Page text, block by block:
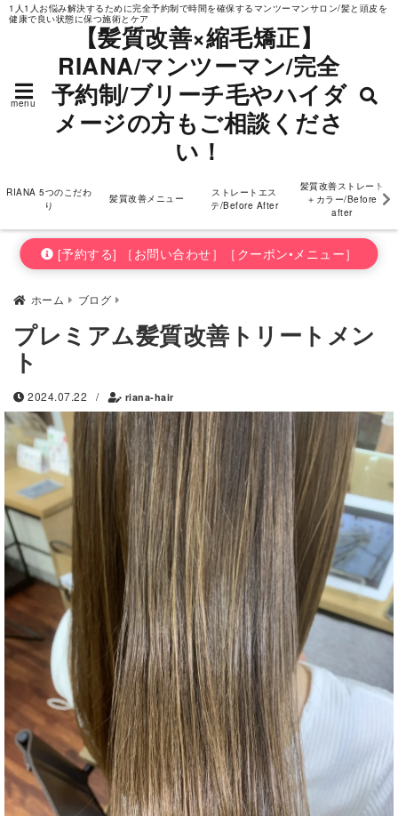
1人1人お悩み解決するために完全予約制で時間を確保するマンツーマンサロン/髪と頭皮を
健康で良い状態に保つ施術とケア
menu
【髪質改善×縮毛矯正】
RIANA/マンツーマン/完全
予約制/ブリーチ毛やハイダ
メージの方もご相談くださ
い！
RIANA 5つのこだわ
り
髪質改善メニュー
ストレートエス
テ/Before After
髪質改善ストレート
＋カラー/Before
after
[予約する] ［お問い合わせ］［クーポン•メニュー］
ホーム ブログ
プレミアム髪質改善トリートメン
ト
2024.07.22 / riana-hair
ダメージの方もご相
談ください！